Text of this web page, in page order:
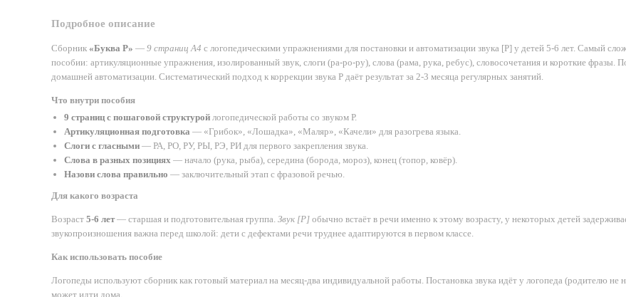
Подробное описание
Сборник «Буква Р» — 9 страниц А4 с логопедическими упражнениями для постановки и автоматизации звука [Р] у детей 5-6 лет. Самый
пособии: артикуляционные упражнения, изолированный звук, слоги (ра-ро-ру), слова (рама, рука, ребус), словосочетания и короткие фразы.
домашней автоматизации. Систематический подход к коррекции звука Р даёт результат за 2-3 месяца регулярных занятий.
Что внутри пособия
9 страниц с пошаговой структурой логопедической работы со звуком Р.
Артикуляционная подготовка — «Грибок», «Лошадка», «Маляр», «Качели» для разогрева языка.
Слоги с гласными — РА, РО, РУ, РЫ, РЭ, РИ для первого закрепления звука.
Слова в разных позициях — начало (рука, рыба), середина (борода, мороз), конец (топор, ковёр).
Назови слова правильно — заключительный этап с фразовой речью.
Для какого возраста
Возраст 5-6 лет— старшая и подготовительная группа. Звук [Р] обычно встаёт в речи именно к этому возрасту, у некоторых детей
звукопроизношения важна перед школой: дети с дефектами речи труднее адаптируются в первом классе.
Как использовать пособие
Логопеды используют сборник как готовый материал на месяц-два индивидуальной работы. Постановка звука идёт у логопеда (родителю
может идти дома.